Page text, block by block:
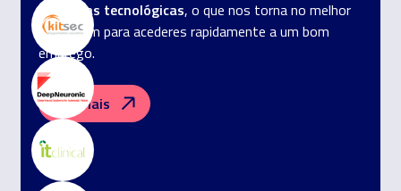
empresas tecnológicas, o que nos torna no melhor
trampolim para acederes rapidamente a um bom
emprego.
Ver mais